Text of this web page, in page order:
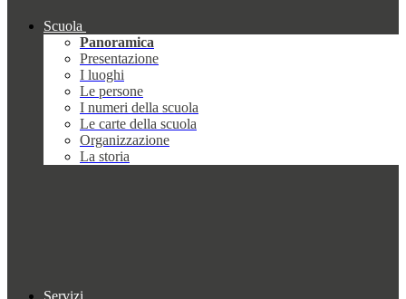
Scuola
Panoramica
Presentazione
I luoghi
Le persone
I numeri della scuola
Le carte della scuola
Organizzazione
La storia